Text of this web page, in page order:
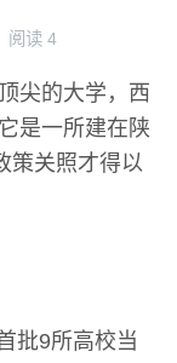
阅读 4
尖的大学，西
是一所建在陕
策关照才得以
批9所高校当